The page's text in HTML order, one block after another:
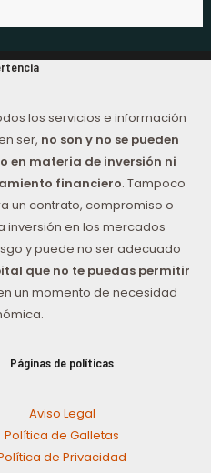
los servicios e información
ser, no son y no se pueden
en materia de inversión ni
financiero. Tampoco
un contrato, compromiso o
inversión en los mercados
y puede no ser adecuado
que no te puedas permitir
un momento de necesidad
Páginas de políticas
Aviso Legal
Política de Galletas
de Privacidad